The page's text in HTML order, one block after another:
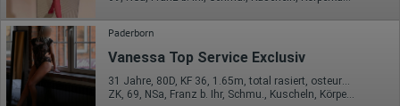
verweisende Webseite)
Welche Dateien wurden heruntergeladen?
Welche Videos angeschaut?
Wurden Werbebanner angeklickt?
Wohin ging der Besucher? Klickte er auf weitere Seiten des
Portals oder hat er sie komplett verlassen?
Wie lange blieb der Besucher?
Paderborn
Vanessa Top Service Exclusiv
ZK, 69, NSa, Franz b. Ihr, Schmu., Kuscheln, Körperküs., AV b. Ihm